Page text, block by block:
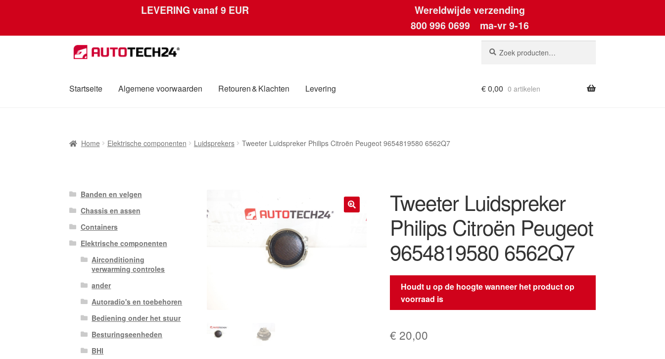
LEVERING vanaf 9 EUR
Wereldwijde verzending
800 996 0699 ma-vr 9-16
Ga
door
navigatie
Ga
naar
inhoud
naar:
Startseite Algemene voorwaarden Retouren & Klachten Levering
Over ons PrivacybeleidWereldwijde verzendingWinkelwagen
€0,00 0 artikelen
Home Elektrische componenten Luidsprekers Tweeter Luidspreker Philips Citroën Peugeot 9654819580 6562Q7
Tweeter Luidspreker
Philips Citroën Peugeot
9654819580 6562Q7
Houdt u op de hoogte wanneer het product op
voorraad is
€ 20,00
Banden en velgen
Chassis en assen
Containers
Elektrische componenten
Airconditioning
verwarming controles
ander
Autoradio's en toebehoren
Bediening onder het stuur
Besturingseenheden
BHI